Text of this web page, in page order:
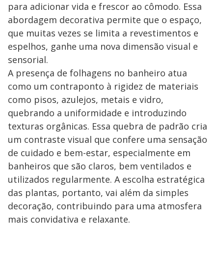
para adicionar vida e frescor ao cômodo. Essa
abordagem decorativa permite que o espaço,
que muitas vezes se limita a revestimentos e
espelhos, ganhe uma nova dimensão visual e
sensorial.
A presença de folhagens no banheiro atua
como um contraponto à rigidez de materiais
como pisos, azulejos, metais e vidro,
quebrando a uniformidade e introduzindo
texturas orgânicas. Essa quebra de padrão cria
um contraste visual que confere uma sensação
de cuidado e bem-estar, especialmente em
banheiros que são claros, bem ventilados e
utilizados regularmente. A escolha estratégica
das plantas, portanto, vai além da simples
decoração, contribuindo para uma atmosfera
mais convidativa e relaxante.